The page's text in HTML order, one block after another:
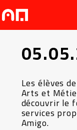
Les élèves
Arts et
découvrir le
services
Amigo.